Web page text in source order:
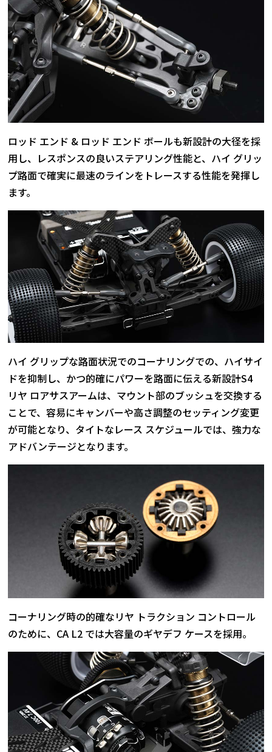
ロッド エンド & ロッド エンド ボールも新設計の大径を採
用し、レスポンスの良いステアリング性能と、ハイ グリッ
プ路面で確実に最速のラインをトレースする性能を発揮し
ます。
ハイ グリップな路面状況でのコーナリングでの、ハイサイ
ドを抑制し、かつ的確にパワーを路面に伝える新設計S4
リヤ ロアサスアームは、マウント部のブッシュを交換する
ことで、容易にキャンバーや高さ調整のセッティング変更
が可能となり、タイトなレース スケジュールでは、強力な
アドバンテージとなります。
コーナリング時の的確なリヤ トラクション コントロール
のために、CA L2 では大容量のギヤデフ ケースを採用。